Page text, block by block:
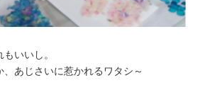
いいし。
、あじさいに惹かれるワタシ～